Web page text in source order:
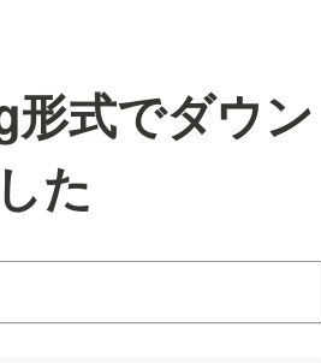
形式でダウン
た